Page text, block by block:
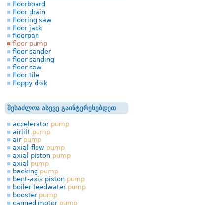
floorboard
floor drain
flooring saw
floor jack
floorpan
floor pump
floor sander
floor sanding
floor saw
floor tile
floppy disk
შესაძლოა ასევე გაინტერესებდეთ
accelerator pump
airlift pump
air pump
axial-flow pump
axial piston pump
axial pump
backing pump
bent-axis piston pump
boiler feedwater pump
booster pump
canned motor pump